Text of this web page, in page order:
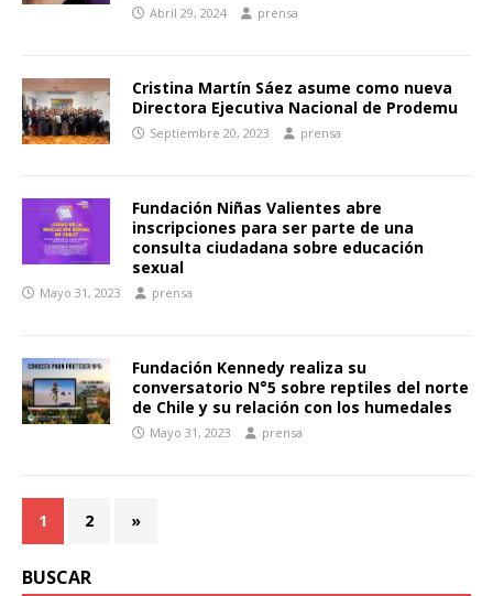
Abril 29, 2024 prensa
Cristina Martín Sáez asume como nueva
Directora Ejecutiva Nacional de Prodemu
Septiembre 20, 2023 prensa
Fundación Niñas Valientes abre
inscripciones para ser parte de una
consulta ciudadana sobre educación
sexual
Mayo 31, 2023 prensa
Fundación Kennedy realiza su
conversatorio N°5 sobre reptiles del norte
de Chile y su relación con los humedales
Mayo 31, 2023 prensa
1 2 »
BUSCAR